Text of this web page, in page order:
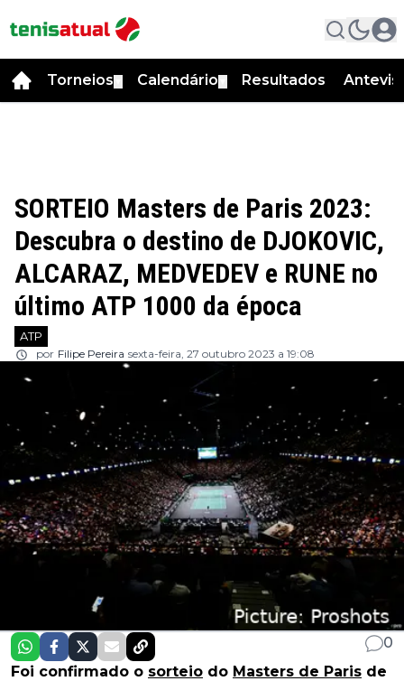
Torneios Calendário Resultados
SORTEIO Masters de Paris 2023:
Descubra o destino de DJOKOVIC,
ALCARAZ, MEDVEDEV e RUNE no
último ATP 1000 da época
ATP
por Filipe Pereira sexta-feira, 27 outubro 2023 a 19:08
0
Foi confirmado o sorteio do Masters de Paris de